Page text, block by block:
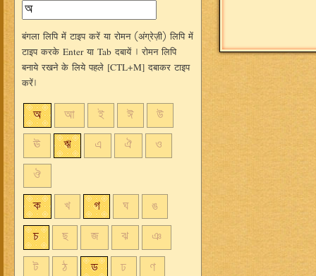
बंगला लिपि में टाइप करें या रोमन (अंग्रेज़ी) लिपि में
टाइप करके Enterया Tab दबायें । रोमन लिपि
बनाये रखने के लिये पहले [CTL+M] दबाकर टाइप
करें।
অ আ ই ঈ উ
ঊ ঋ এ ঐ ও
ঔ
ক খ গ ঘ ঙ
চ ছ জ ঝ ঞ
ট ঠ ড ঢ ণ